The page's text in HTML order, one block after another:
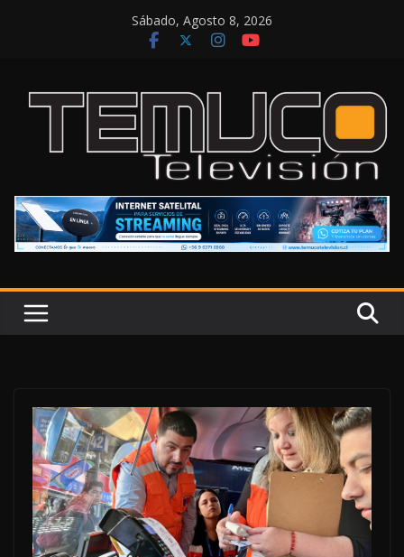
Sábado, Agosto 8, 2026